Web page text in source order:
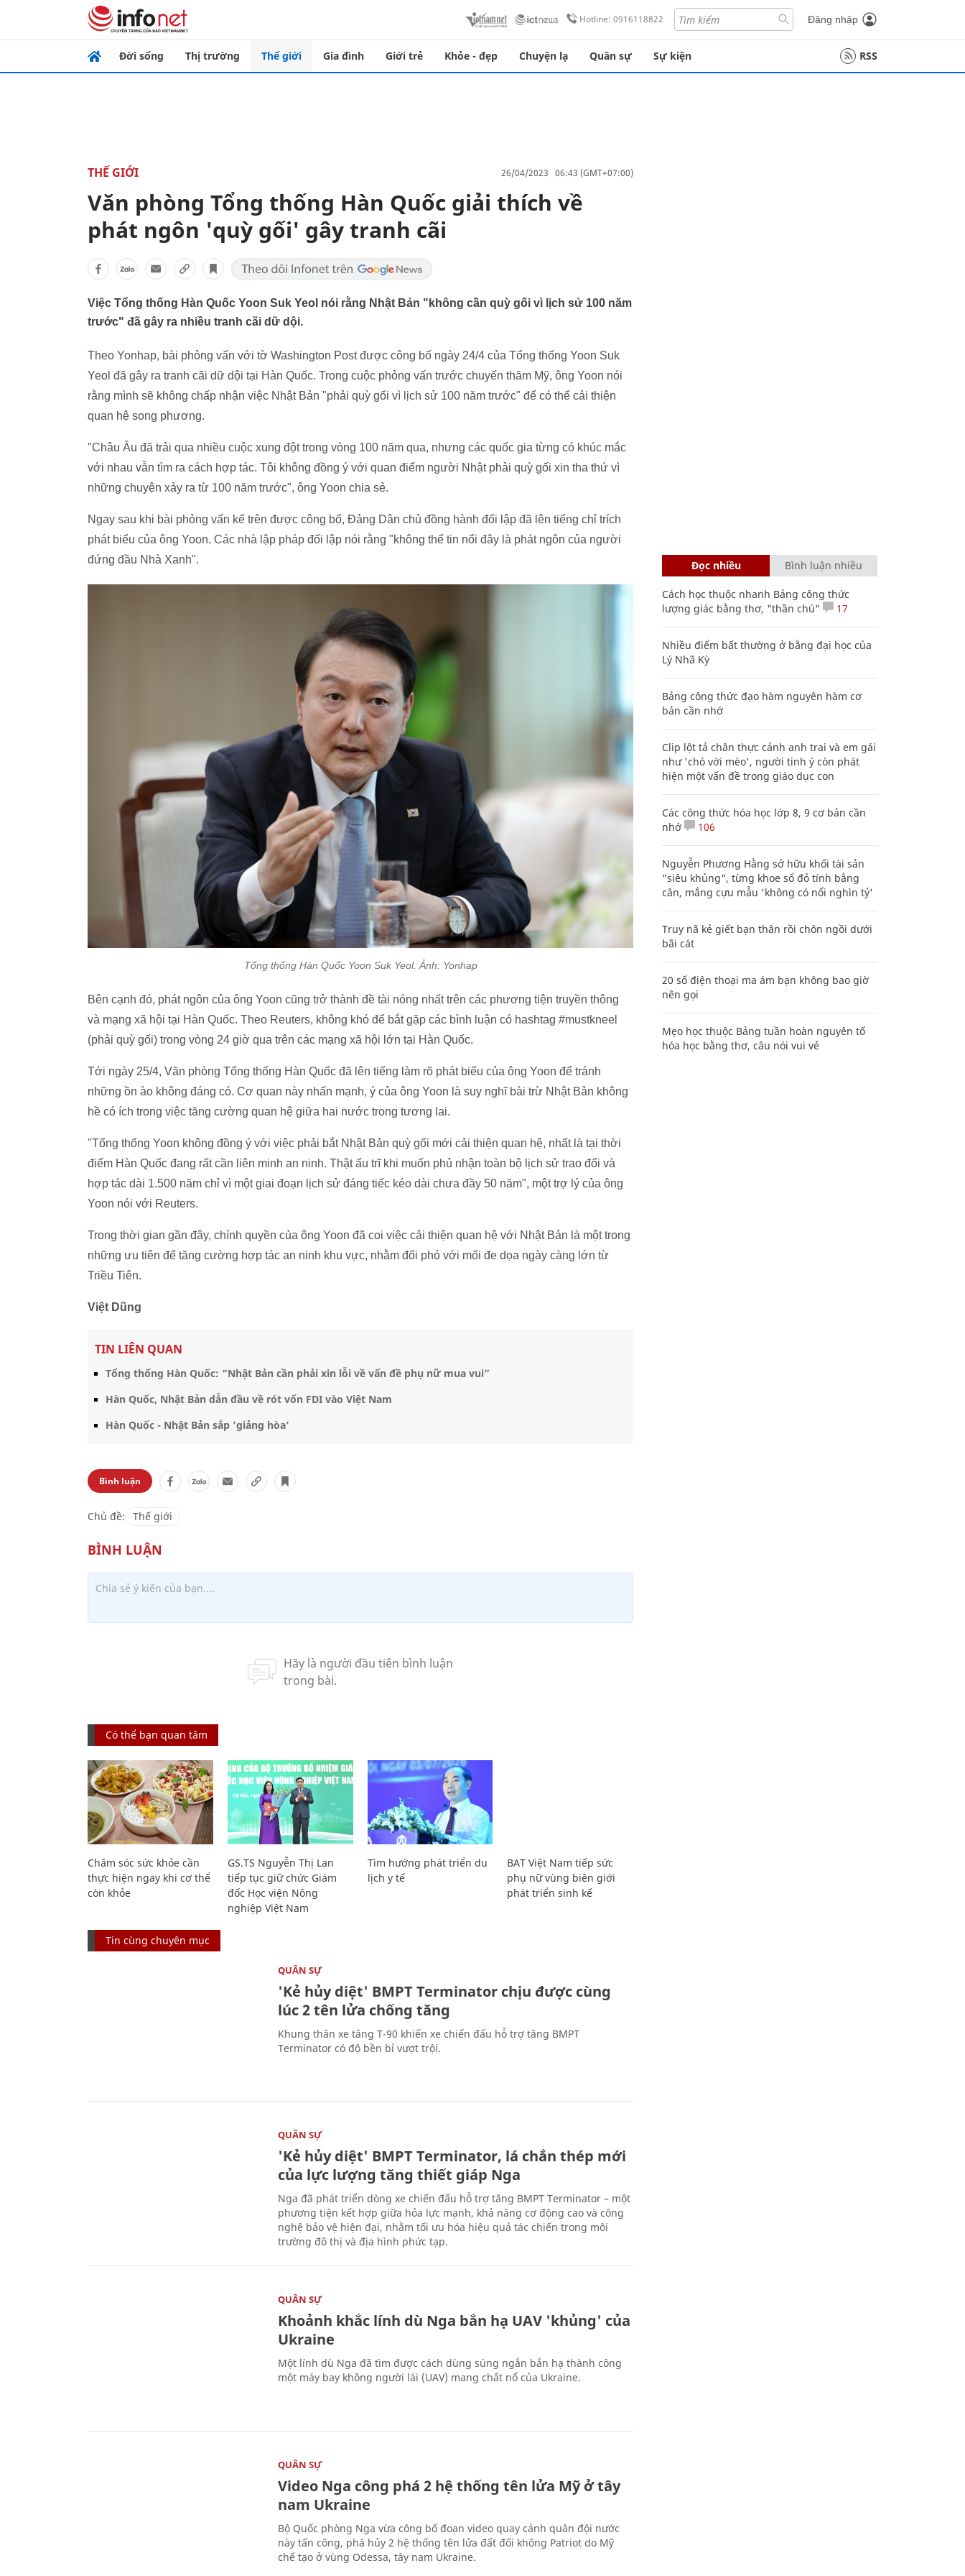
Hotline: 0916118822 Đăng nhập
Đời sống Thị trường Thế giới Gia đình Giới trẻ Khỏe - đẹp Chuyện lạ Quân sự Sự kiện RSS
THẾ GIỚI 26/04/2023 06:43 (GMT+07:00)
Văn phòng Tổng thống Hàn Quốc giải thích về
phát ngôn 'quỳ gối' gây tranh cãi
Việc Tổng thống Hàn Quốc Yoon Suk Yeol nói rằng Nhật Bản "không cần quỳ gối vì lịch sử 100 năm
trước" đã gây ra nhiều tranh cãi dữ dội.
Theo Yonhap, bài phỏng vấn với tờ Washington Post được công bố ngày 24/4 của Tổng thống Yoon Suk
Yeol đã gây ra tranh cãi dữ dội tại Hàn Quốc. Trong cuộc phỏng vấn trước chuyến thăm Mỹ, ông Yoon nói
rằng mình sẽ không chấp nhận việc Nhật Bản "phải quỳ gối vì lịch sử 100 năm trước" để có thể cải thiện
quan hệ song phương.
"Châu Âu đã trải qua nhiều cuộc xung đột trong vòng 100 năm qua, nhưng các quốc gia từng có khúc mắc
với nhau vẫn tìm ra cách hợp tác. Tôi không đồng ý với quan điểm người Nhật phải quỳ gối xin tha thứ vì
những chuyện xảy ra từ 100 năm trước", ông Yoon chia sẻ.
Ngay sau khi bài phỏng vấn kể trên được công bố, Đảng Dân chủ đồng hành đối lập đã lên tiếng chỉ trích
phát biểu của ông Yoon. Các nhà lập pháp đối lập nói rằng "không thể tin nổi đây là phát ngôn của người
đứng đầu Nhà Xanh".
Tổng thống Hàn Quốc Yoon Suk Yeol. Ảnh: Yonhap
Bên cạnh đó, phát ngôn của ông Yoon cũng trở thành đề tài nóng nhất trên các phương tiện truyền thông
và mạng xã hội tại Hàn Quốc. Theo Reuters, không khó để bắt gặp các bình luận có hashtag #mustkneel
(phải quỳ gối) trong vòng 24 giờ qua trên các mạng xã hội lớn tại Hàn Quốc.
Tới ngày 25/4, Văn phòng Tổng thống Hàn Quốc đã lên tiếng làm rõ phát biểu của ông Yoon để tránh
những ồn ào không đáng có. Cơ quan này nhấn mạnh, ý của ông Yoon là suy nghĩ bài trừ Nhật Bản không
hề có ích trong việc tăng cường quan hệ giữa hai nước trong tương lai.
"Tổng thống Yoon không đồng ý với việc phải bắt Nhật Bản quỳ gối mới cải thiện quan hệ, nhất là tại thời
điểm Hàn Quốc đang rất cần liên minh an ninh. Thật ấu trĩ khi muốn phủ nhận toàn bộ lịch sử trao đổi và
hợp tác dài 1.500 năm chỉ vì một giai đoạn lịch sử đáng tiếc kéo dài chưa đầy 50 năm", một trợ lý của ông
Yoon nói với Reuters.
Trong thời gian gần đây, chính quyền của ông Yoon đã coi việc cải thiện quan hệ với Nhật Bản là một trong
những ưu tiên để tăng cường hợp tác an ninh khu vực, nhằm đối phó với mối đe dọa ngày càng lớn từ
Triều Tiên.
Việt Dũng
TIN LIÊN QUAN
Tổng thống Hàn Quốc: “Nhật Bản cần phải xin lỗi về vấn đề phụ nữ mua vui”
Hàn Quốc, Nhật Bản dẫn đầu về rót vốn FDI vào Việt Nam
Hàn Quốc - Nhật Bản sắp 'giảng hòa'
Bình luận
Chủ đề: Thế giới
Có thể bạn quan tâm
Chăm sóc sức khỏe cần
thực hiện ngay khi cơ thể
còn khỏe
GS.TS Nguyễn Thị Lan
tiếp tục giữ chức Giám
đốc Học viện Nông
nghiệp Việt Nam
Tìm hướng phát triển du
lịch y tế
BAT Việt Nam tiếp sức
phụ nữ vùng biên giới
phát triển sinh kế
Tin cùng chuyên mục
QUÂN SỰ
'Kẻ hủy diệt' BMPT Terminator chịu được cùng
lúc 2 tên lửa chống tăng
Khung thân xe tăng T-90 khiến xe chiến đấu hỗ trợ tăng BMPT
Terminator có độ bền bỉ vượt trội.
QUÂN SỰ
'Kẻ hủy diệt' BMPT Terminator, lá chắn thép mới
của lực lượng tăng thiết giáp Nga
Nga đã phát triển dòng xe chiến đấu hỗ trợ tăng BMPT Terminator – một
phương tiện kết hợp giữa hỏa lực mạnh, khả năng cơ động cao và công
nghệ bảo vệ hiện đại, nhằm tối ưu hóa hiệu quả tác chiến trong môi
trường đô thị và địa hình phức tạp.
QUÂN SỰ
Khoảnh khắc lính dù Nga bắn hạ UAV 'khủng' của
Ukraine
Một lính dù Nga đã tìm được cách dùng súng ngắn bắn hạ thành công
một máy bay không người lái (UAV) mang chất nổ của Ukraine.
QUÂN SỰ
Video Nga công phá 2 hệ thống tên lửa Mỹ ở tây
nam Ukraine
Bộ Quốc phòng Nga vừa công bố đoạn video quay cảnh quân đội nước
này tấn công, phá hủy 2 hệ thống tên lửa đất đối không Patriot do Mỹ
chế tạo ở vùng Odessa, tây nam Ukraine.
Đọc nhiều Bình luận nhiều
Cách học thuộc nhanh Bảng công thức
lượng giác bằng thơ, "thần chú"
17
Nhiều điểm bất thường ở bằng đại học của
Lý Nhã Kỳ
Bảng công thức đạo hàm nguyên hàm cơ
bản cần nhớ
Clip lột tả chân thực cảnh anh trai và em gái
như 'chó với mèo', người tinh ý còn phát
hiện một vấn đề trong giáo dục con
Các công thức hóa học lớp 8, 9 cơ bản cần
nhớ
106
Nguyễn Phương Hằng sở hữu khối tài sản
"siêu khủng", từng khoe sổ đỏ tính bằng
cân, mắng cựu mẫu 'không có nổi nghìn tỷ'
Truy nã kẻ giết bạn thân rồi chôn ngồi dưới
bãi cát
20 số điện thoại ma ám bạn không bao giờ
nên gọi
Mẹo học thuộc Bảng tuần hoàn nguyên tố
hóa học bằng thơ, câu nói vui vẻ